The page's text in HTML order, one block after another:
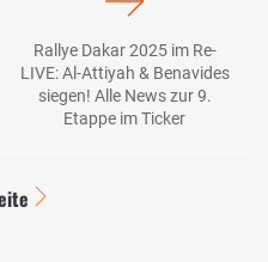
Rallye Dakar 2025 im Re-
LIVE: Al-Attiyah & Benavides
siegen! Alle News zur 9.
Etappe im Ticker